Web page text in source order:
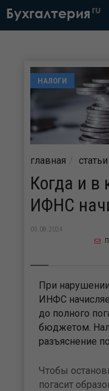
Бухгалтерия ru
НАЛОГИ
главная статьи
Когда и в
ИФНС
05.08.2024
При
ИНФС
до полного
бюджетом.
разъяснение
Чтобы
погасит